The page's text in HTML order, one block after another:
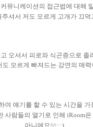
뮤니케이션의 접근법에 대해
주셔서 저도 모르게 고개가 끄덕
오셔서 피로와 식곤증으로
도 모르게 빠져드는 강연의 매력
여 얘기를 할 수 있는 시간을 가
사람들의 열기로 인해 iRoom
아니에요^^;;;)